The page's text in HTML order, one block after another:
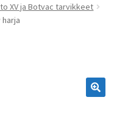
tason
tason
valikko
XV ja Botvac tarvikkeet